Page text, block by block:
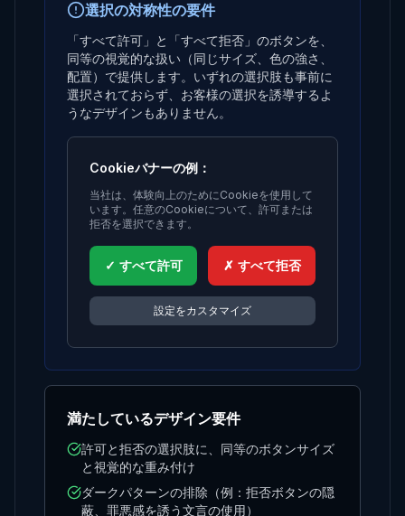
選択の対称性の要件
「すべて許可」と「すべて拒否」のボタンを、
同等の視覚的な扱い（同じサイズ、色の強さ、
配置）で提供します。いずれの選択肢も事前に
選択されておらず、お客様の選択を誘導するよ
うなデザインもありません。
Cookieバナーの例：
当社は、体験向上のためにCookieを使用して
います。任意のCookieについて、許可または
拒否を選択できます。
✓ すべて許可 ✗ すべて拒否
設定をカスタマイズ
満たしているデザイン要件
許可と拒否の選択肢に、同等のボタンサイズ
と視覚的な重み付け
ダークパターンの排除（例：拒否ボタンの隠
蔽、罪悪感を誘う文言の使用）